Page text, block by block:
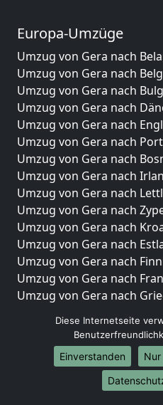
Europa-Umzüge
Umzug von Gera nach
Umzug von Gera nach
Umzug von Gera nach
Umzug von Gera nach
Umzug von Gera nach
Umzug von Gera nach
Umzug von Gera nach
Umzug von Gera nach
Umzug von Gera nach
Umzug von Gera nach
Umzug von Gera nach
Umzug von Gera nach
Umzug von Gera nach
Umzug von Gera nach
Umzug von Gera nach
Umzug von Gera nach
Umzug von Gera nach
Umzug von Gera nach
Umzug von Gera nach
Diese Internetseite
Einverstanden